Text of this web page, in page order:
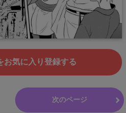
お気に入り登録する
次のページ